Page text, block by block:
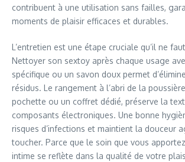
contribuent à une utilisation sans failles,
moments de plaisir efficaces et durables.
L’entretien est une étape cruciale qu’il ne
Nettoyer son sextoy après chaque usage
spécifique ou un savon doux permet
résidus. Le rangement à l’abri de la
pochette ou un coffret dédié, préserve la
composants électroniques. Une bonne
risques d’infections et maintient la douceur
toucher. Parce que le soin que vous
intime se reflète dans la qualité de votre